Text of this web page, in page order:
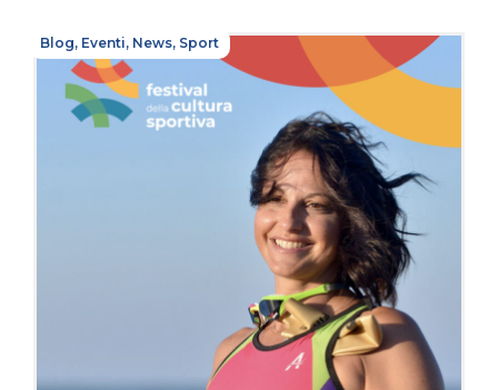
Blog, Eventi, News, Sport